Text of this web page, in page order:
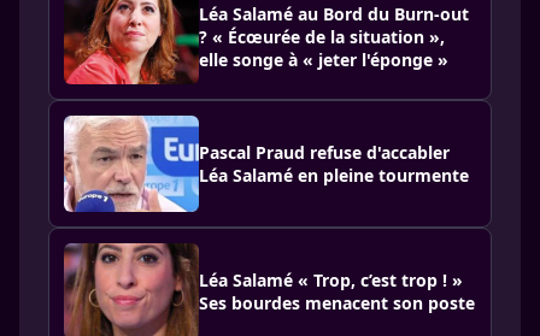
Léa Salamé au Bord du Burn-out
? « Écœurée de la situation »,
elle songe à « jeter l'éponge »
Pascal Praud refuse d'accabler
Léa Salamé en pleine tourmente
Léa Salamé « Trop, c’est trop ! »
Ses bourdes menacent son poste